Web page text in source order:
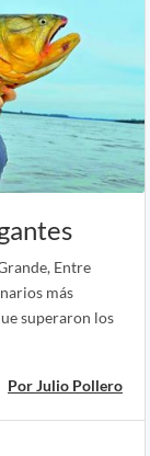
Entre
más
superaron los
Por Julio Pollero